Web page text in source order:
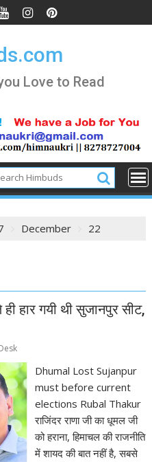
Love to Read
December 22
हार गयी थी सुजानपुर सीट,
Dhumal Lost Sujanpur
must before current
elections Rubal Thakur
राजिंदर राणा जी का धूमल जी
को हराना, हिमाचल की राजनीति
में शायद की बात नहीं है, सबसे